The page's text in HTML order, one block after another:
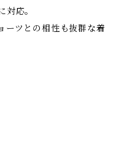
応。
ーツとの相性も抜群な着